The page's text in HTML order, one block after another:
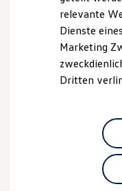
Die ID.
ID.
Digitale
Hybridautos
Marke und Erlebnis
Volkswagen
Driving
Volkswagen
Lifestyle Shop
T-Roc
Servicetermin
Neo
relevante
Dienste
Marketing
Dritten